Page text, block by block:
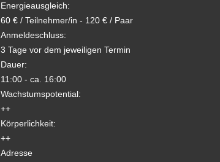
Energieausgleich:
60 € / Teilnehmer/in - 120 € / Paar
Anmeldeschluss:
3 Tage vor dem jeweiligen Termin
Dauer:
11:00 - ca. 16:00
Wachstumspotential:
++
Körperlichkeit:
++
Adresse